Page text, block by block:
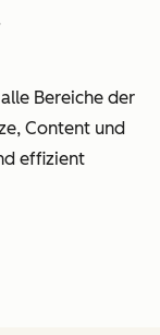
Bereiche der
Content und
effizient